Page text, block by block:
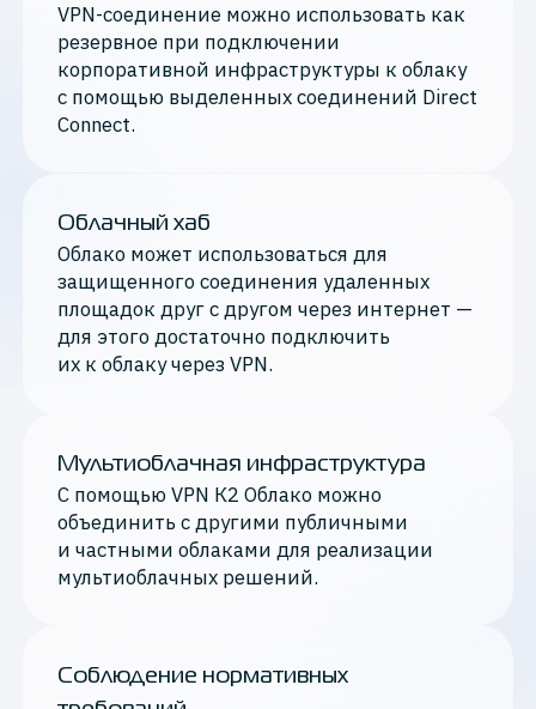
VPN-соединение можно использовать как
резервное при подключении
корпоративной инфраструктуры к облаку
с помощью выделенных соединений Direct
Connect.
Облачный хаб
Облако может использоваться для
защищенного соединения удаленных
площадок друг с другом через интернет —
для этого достаточно подключить
их к облаку через VPN.
Мультиоблачная инфраструктура
С помощью VPN К2 Облако можно
объединить с другими публичными
и частными облаками для реализации
мультиоблачных решений.
Соблюдение нормативных